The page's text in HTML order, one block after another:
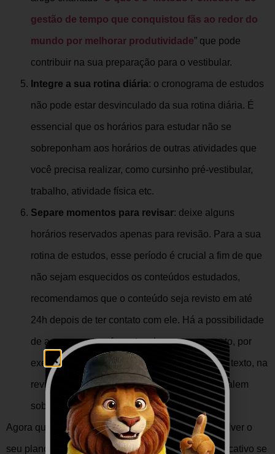
gestão de tempo que conquistou fãs ao redor do
mundo por melhorar produtividade” que pode
contribuir na sua preparação para o vestibular.
Integre a sua rotina diária: o cronograma de estudos
não pode estar desvinculado da sua rotina diária. É
essencial que os horários para estudar não se
sobreponham aos horários de outras atividades que
você precisa realizar, como cursinho pré-vestibular,
trabalho, atividade física etc.
Separe momentos para revisar: deixe alguns
horários reservados apenas para revisão. Para a sua
rotina de estudos, esse período é crucial a fim de que
não sejam esquecidos os conteúdos estudados,
recomendamos que o conteúdo seja revisto em até
24h depois de ter contato com ele. Há a possibilidade
de acessar outros formatos do mesmo assunto, por
exemplo, se em um primeiro momento leu um texto, na
revisão, deve procurar vídeos, podcasts que falem
sobre o mesmo tema.
Agora que já tem um direcionamento para desenvolver o
seu plano de estudos, depois de finalizá-lo é significativo se